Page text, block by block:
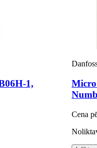
1,
Micro
Cena